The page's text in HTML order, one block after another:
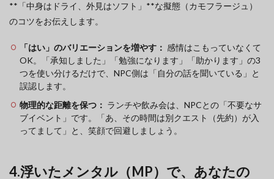
**「中身はドライ、外見はソフト」**な擬態（カモフラージュ）
のコツをお伝えします。
「はい」のバリエーションを増やす： 感情はこもっていなくて
OK。「承知しました」「勉強になります」「助かります」の3
つを使い分けるだけで、NPC側は「自分の話を聞いている」と
誤認します。
物理的な距離を保つ： ランチや飲み会は、NPCとの「不要なサ
ブイベント」です。「あ、その時間は別クエスト（先約）が入
ってまして」と、笑顔で回避しましょう。
4.浮いたメンタル（MP）で、あなたの